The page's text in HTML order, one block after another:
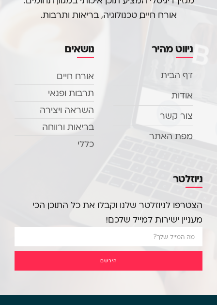
אורח חיים, טכנולוגיה, בריאות ותרבות.
ניווט מהיר
דף הבית
אודות
צור קשר
מפת האתר
נושאים
אורח חיים
תרבות ופנאי
השראה ויצירה
בריאות ורווחה
כללי
ניוזלטר
הצטרפו לניוזלטר שלנו וקבלו את כל התוכן הכי
מעניין ישירות למייל שלכם!
הירשם